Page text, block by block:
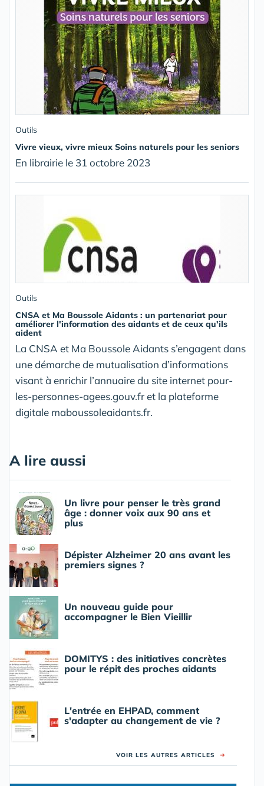
Outils
Vivre vieux, vivre mieux Soins naturels pour les seniors
En librairie le 31 octobre 2023
Outils
CNSA et Ma Boussole Aidants : un partenariat pour
améliorer l'information des aidants et de ceux qu'ils
aident
La CNSA et Ma Boussole Aidants s’engagent dans
une démarche de mutualisation d’informations
visant à enrichir l’annuaire du site internet pour-
les-personnes-agees.gouv.fr et la plateforme
digitale maboussoleaidants.fr.
A lire aussi
Un livre pour penser le très grand
âge : donner voix aux 90 ans et
plus
Dépister Alzheimer 20 ans avant les
premiers signes ?
Un nouveau guide pour
accompagner le Bien Vieillir
DOMITYS : des initiatives concrètes
pour le répit des proches aidants
L'entrée en EHPAD, comment
s'adapter au changement de vie ?
VOIR LES AUTRES ARTICLES ➜